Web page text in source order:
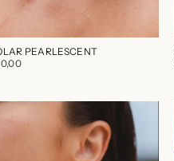
PEARLESCENT